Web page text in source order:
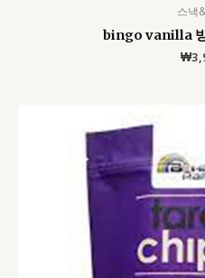
스낵
bingo vanilla
₩